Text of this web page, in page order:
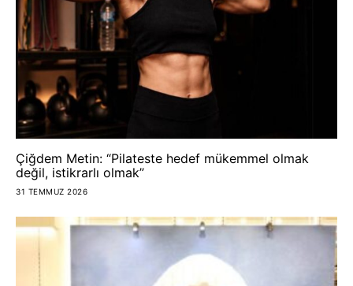
Çiğdem Metin: “Pilateste hedef mükemmel olmak
değil, istikrarlı olmak”
31 TEMMUZ 2026